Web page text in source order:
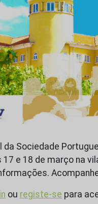
da Sociedade
e 18 de março na
ou registe-se para